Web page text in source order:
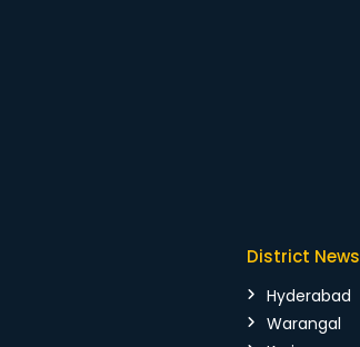
District News
Hyderabad
Warangal